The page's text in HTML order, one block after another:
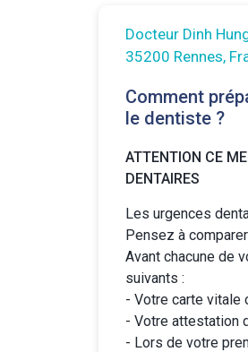
Docteur Dinh
35200 Rennes,
Comment
le dentiste ?
ATTENTION CE
DENTAIRES
Les urgences
Pensez à
Avant chacune de
suivants :
- Votre carte vitale
- Votre attestation
- Lors de votre